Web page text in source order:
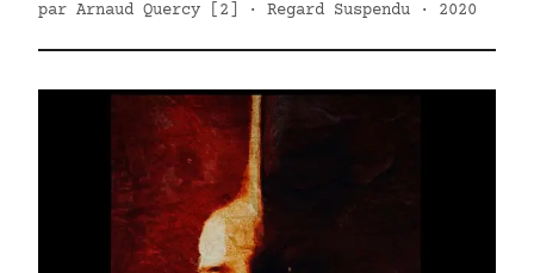
par Arnaud Quercy [2] · Regard Suspendu · 2020